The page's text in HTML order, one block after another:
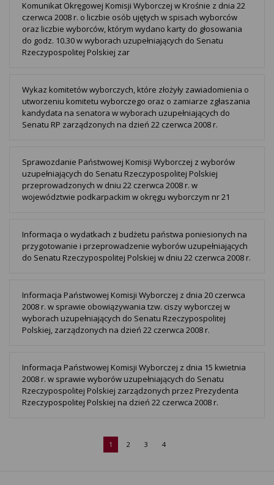
Komunikat Okręgowej Komisji Wyborczej w Krośnie z dnia 22
czerwca 2008 r. o liczbie osób ujętych w spisach wyborców
oraz liczbie wyborców, którym wydano karty do głosowania
do godz. 10.30 w wyborach uzupełniających do Senatu
Rzeczypospolitej Polskiej zar
Wykaz komitetów wyborczych, które złożyły zawiadomienia o
utworzeniu komitetu wyborczego oraz o zamiarze zgłaszania
kandydata na senatora w wyborach uzupełniających do
Senatu RP zarządzonych na dzień 22 czerwca 2008 r.
Sprawozdanie Państwowej Komisji Wyborczej z wyborów
uzupełniających do Senatu Rzeczypospolitej Polskiej
przeprowadzonych w dniu 22 czerwca 2008 r. w
województwie podkarpackim w okręgu wyborczym nr 21
Informacja o wydatkach z budżetu państwa poniesionych na
przygotowanie i przeprowadzenie wyborów uzupełniających
do Senatu Rzeczypospolitej Polskiej w dniu 22 czerwca 2008 r.
Informacja Państwowej Komisji Wyborczej z dnia 20 czerwca
2008 r. w sprawie obowiązywania tzw. ciszy wyborczej w
wyborach uzupełniających do Senatu Rzeczypospolitej
Polskiej, zarządzonych na dzień 22 czerwca 2008 r.
Informacja Państwowej Komisji Wyborczej z dnia 15 kwietnia
2008 r. w sprawie wyborów uzupełniających do Senatu
Rzeczypospolitej Polskiej zarządzonych przez Prezydenta
Rzeczypospolitej Polskiej na dzień 22 czerwca 2008 r.
1 2 3 4